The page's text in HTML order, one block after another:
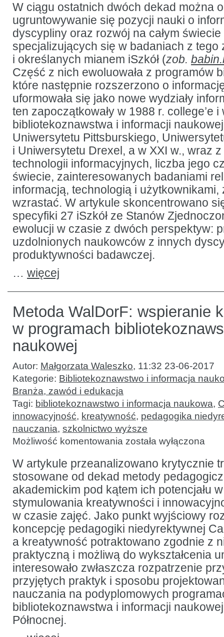
iSzkół:
od gromadzenia
talentów
po wyniki
badawcze
W ciągu ostatnich dwóch dekad można
ugruntowywanie się pozycji nauki o
dyscypliny oraz rozwój na całym
specjalizujących się w badaniach z tego
i określanych mianem iSzkół (zob.
Część z nich ewoluowała z programów
które następnie rozszerzono o
uformowała się jako nowe wydziały
ten zapoczątkowały w 1988 r. college’e i
bibliotekoznawstwa i informacji
Uniwersytetu Pittsburskiego,
i Uniwersytetu Drexel, a w XXI w., wraz
technologii informacyjnych, liczba jego
świecie, zainteresowanych badaniami
informacją, technologią i użytkownikami,
wzrastać. W artykule skoncentrowano
specyfiki 27 iSzkół ze Stanów
ewolucji w czasie z dwóch perspektyw:
uzdolnionych naukowców z innych
produktywności badawczej.
… więcej
Metoda WalDorF: wspieranie
w programach
naukowej
Autor: Małgorzata Waleszko, 11:32 23-06-2017
Kategorie: Bibliotekoznawstwo i informacja
Branża, zawód i edukacja
Tagi: bibliotekoznawstwo i informacja naukowa,
innowacyjność, kreatywność, pedagogika
nauczania, szkolnictwo wyższe
Możliwość komentowania Metoda
WalDorF:
kreatywności
w programach
bibliotekoznawstwa
naukowej
została wyłączona
W artykule przeanalizowano krytycznie
stosowane od dekad metody
akademickim pod kątem ich potencjału
stymulowania kreatywności i
w czasie zajęć. Jako punkt wyjściowy
koncepcję pedagogiki niedyrektywnej
a kreatywność potraktowano zgodnie z
praktyczną i możliwą do wykształcenia
interesowało zwłaszcza rozpatrzenie
przyjętych praktyk i sposobu
nauczania na podyplomowych
bibliotekoznawstwa i informacji
Północnej.